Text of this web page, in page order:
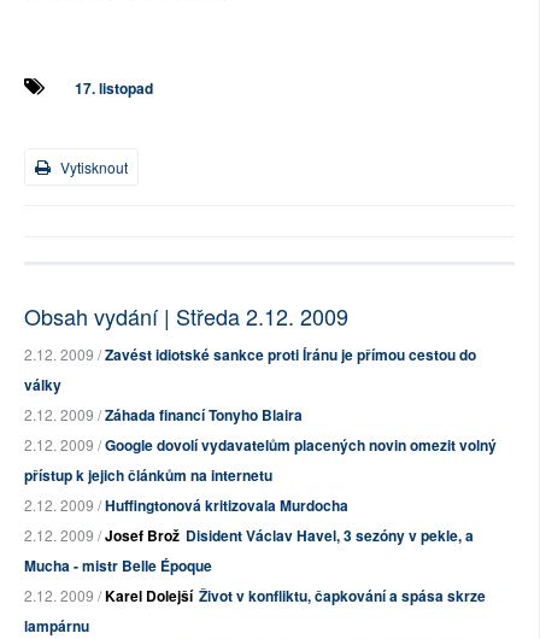
17. listopad
Vytisknout
Obsah vydání | Středa 2.12. 2009
2.12. 2009 /Zavést idiotské sankce proti Íránu je přímou cestou do
války
2.12. 2009 /Záhada financí Tonyho Blaira
2.12. 2009 /Google dovolí vydavatelům placených novin omezit volný
přístup k jejich článkům na internetu
2.12. 2009 /Huffingtonová kritizovala Murdocha
2.12. 2009 /Josef Brož Disident Václav Havel, 3 sezóny v pekle, a
Mucha - mistr Belle Époque
2.12. 2009 /Karel Dolejší Život v konfliktu, čapkování a spása skrze
lampárnu